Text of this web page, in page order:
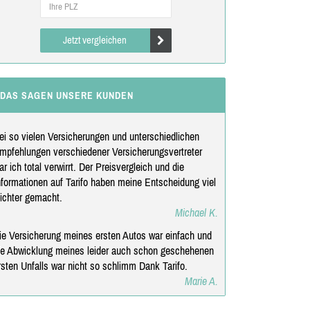
Jetzt vergleichen
DAS SAGEN UNSERE KUNDEN
so vielen Versicherungen und unterschiedlichen
verschiedener Versicherungsvertreter
ich total verwirrt. Der Preisvergleich und die
auf Tarifo haben meine Entscheidung viel
gemacht.
Michael K.
Versicherung meines ersten Autos war einfach und
Abwicklung meines leider auch schon geschehenen
Unfalls war nicht so schlimm Dank Tarifo.
Marie A.